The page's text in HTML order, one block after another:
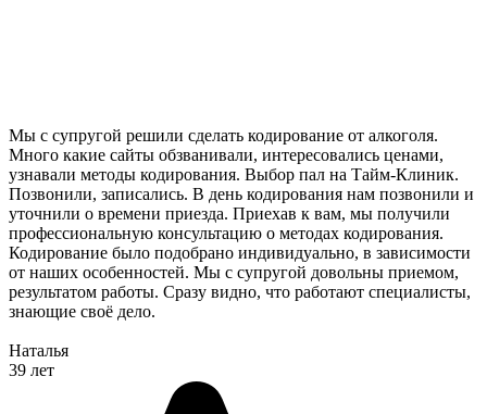
Мы с супругой решили сделать кодирование от алкоголя.
Много какие сайты обзванивали, интересовались ценами,
узнавали методы кодирования. Выбор пал на Тайм-Клиник.
Позвонили, записались. В день кодирования нам позвонили и
уточнили о времени приезда. Приехав к вам, мы получили
профессиональную консультацию о методах кодирования.
Кодирование было подобрано индивидуально, в зависимости
от наших особенностей. Мы с супругой довольны приемом,
результатом работы. Сразу видно, что работают специалисты,
знающие своё дело.
Наталья
39 лет